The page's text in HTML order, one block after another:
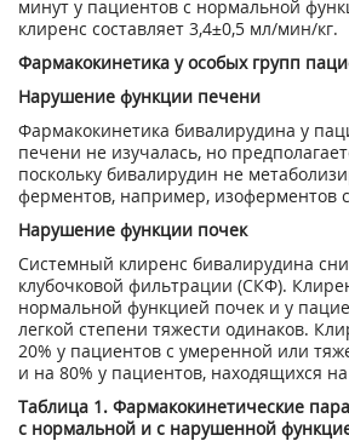
минут у пациентов с нормальной
клиренс составляет 3,4±0,5 мл/мин/кг.
Фармакокинетика у особых групп
Нарушение функции печени
Фармакокинетика бивалирудина у
печени не изучалась, но
поскольку бивалирудин не
ферментов, например, изоферментов
Нарушение функции почек
Системный клиренс бивалирудина
клубочковой фильтрации (СКФ).
нормальной функцией почек и у
легкой степени тяжести одинаков.
20% у пациентов с умеренной или
и на 80% у пациентов, находящихся
Таблица 1. Фармакокинетические
с нормальной и с нарушенной